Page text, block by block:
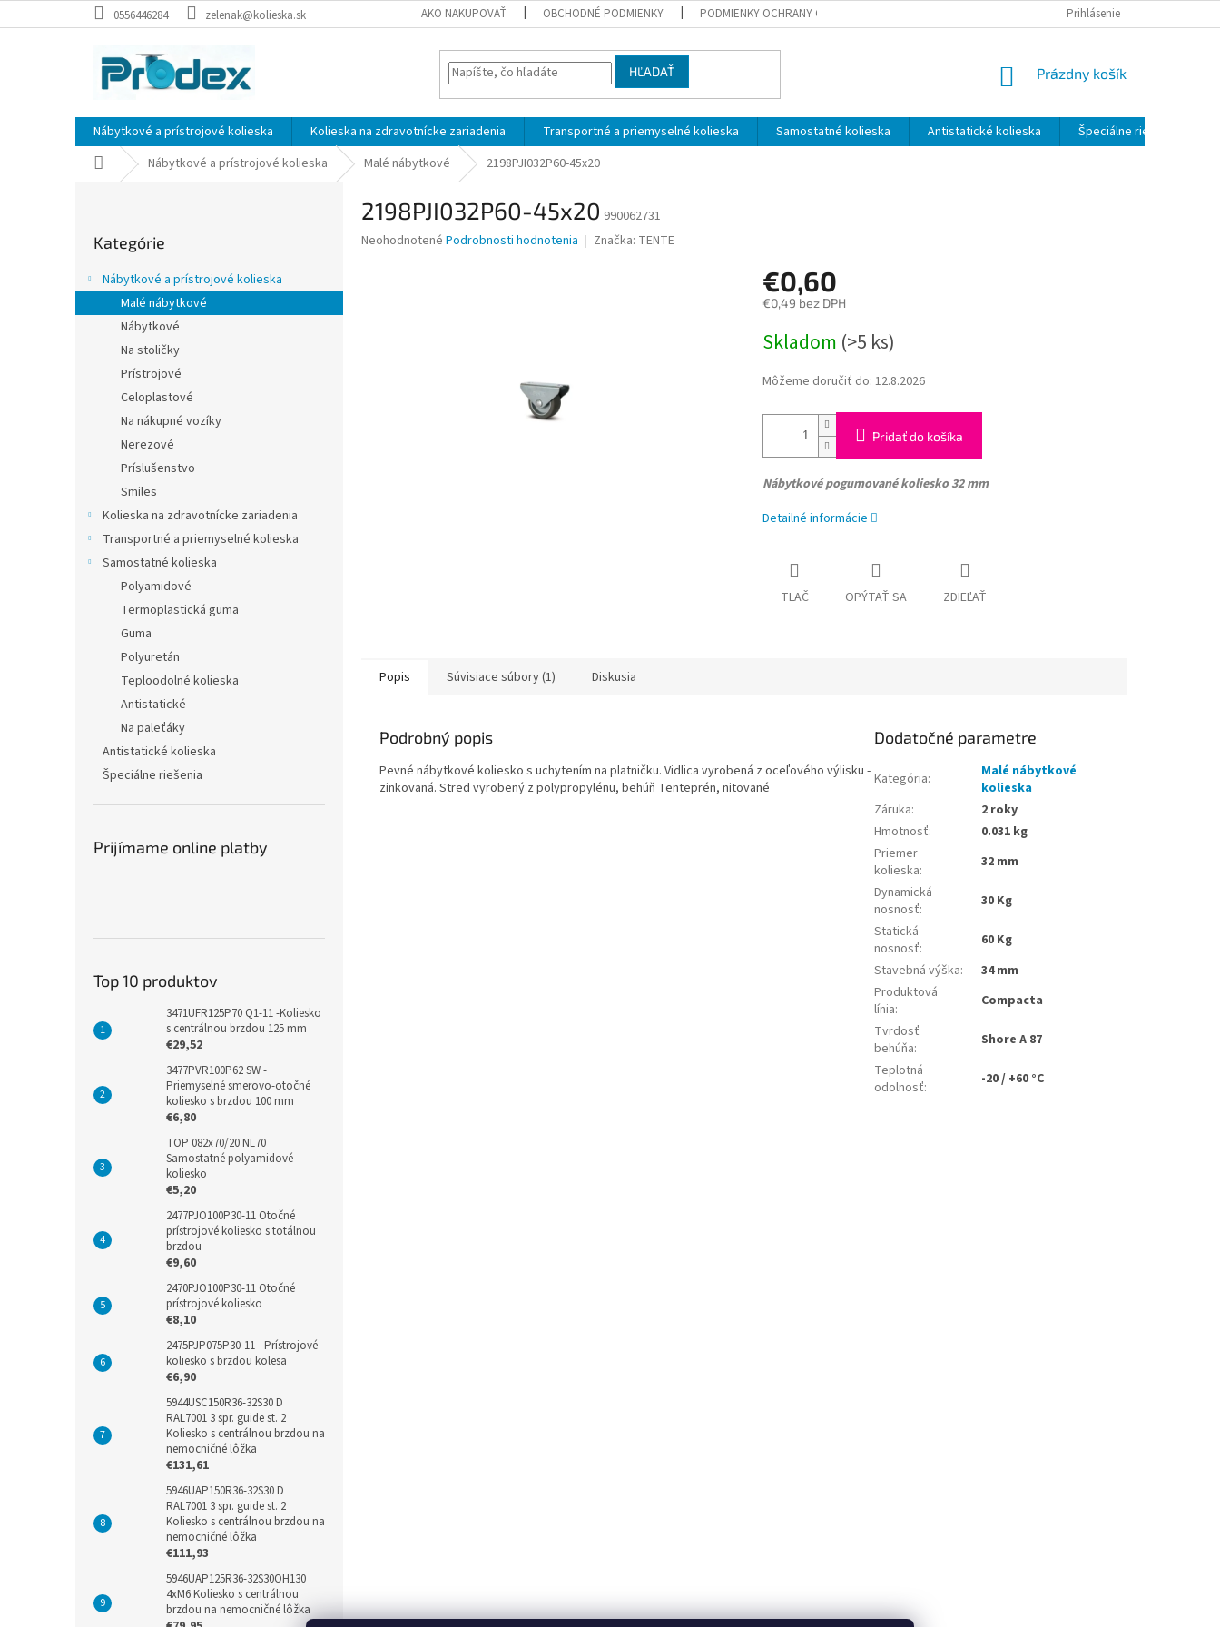
na
0556446284 zelenak@kolieska.sk AKO NAKUPOVAŤ OBCHODNÉ PODMIENKY PODMIENKY OCHRANY OSOBNÝCH ÚDAJOV ODSTÚPENIE OD ZMLUVY - FORMULÁR
Prihlásenie
HĽADAŤ
NÁKUPNÝ
Prázdny košík
Nábytkové a prístrojové kolieska Kolieska na zdravotnícke zariadenia Transportné a priemyselné kolieska Samostatné kolieska Antistatické kolieska Špeciálne riešenia
DomovNábytkové a prístrojové kolieska Malé nábytkové 2198PJI032P60-45x20
p
a
kategórie
Kategórie
Nábytkové a prístrojové kolieska
Malé nábytkové
Nábytkové
Na stoličky
Prístrojové
Celoplastové
Na nákupné vozíky
Nerezové
Príslušenstvo
Smiles
Kolieska na zdravotnícke zariadenia
Transportné a priemyselné kolieska
Samostatné kolieska
Polyamidové
Termoplastická guma
Guma
Polyuretán
Teploodolné kolieska
Antistatické
Na paleťáky
Antistatické kolieska
Špeciálne riešenia
Prijímame online platby
Top 10 produktov
3471UFR125P70 Q1-11 -Koliesko
s centrálnou brzdou 125 mm
€29,52
3477PVR100P62 SW -
Priemyselné smerovo-otočné
koliesko s brzdou 100 mm
€6,80
TOP 082x70/20 NL70
Samostatné polyamidové
koliesko
€5,20
2477PJO100P30-11 Otočné
prístrojové koliesko s totálnou
brzdou
€9,60
2470PJO100P30-11 Otočné
prístrojové koliesko
€8,10
2475PJP075P30-11 - Prístrojové
koliesko s brzdou kolesa
€6,90
5944USC150R36-32S30 D
RAL7001 3 spr. guide st. 2
Koliesko s centrálnou brzdou na
nemocničné lôžka
€131,61
5946UAP150R36-32S30 D
RAL7001 3 spr. guide st. 2
Koliesko s centrálnou brzdou na
nemocničné lôžka
€111,93
5946UAP125R36-32S30OH130
4xM6 Koliesko s centrálnou
brzdou na nemocničné lôžka
2198PJI032P60-45x20 990062731
Priemerné
Neohodnotené Podrobnosti hodnotenia Značka: TENTE
€0,60
€0,49 bez DPH
cena:
Skladom (>5 ks)
Môžeme doručiť do: 12.8.2026
Pridať do košíka
Nábytkové pogumované koliesko 32 mm
Detailné informácie
TLAČ OPÝTAŤ SA ZDIEĽAŤ
Popis Súvisiace súbory (1) Diskusia
Podrobný popis
Pevné nábytkové koliesko s uchytením na platničku. Vidlica vyrobená z oceľového výlisku -
zinkovaná. Stred vyrobený z polypropylénu, behúň Tenteprén, nitované
Dodatočné parametre
Kategória:
Malé nábytkové
kolieska
Záruka:
2 roky
Hmotnosť:
0.031 kg
Priemer
kolieska:
32 mm
Dynamická
nosnosť:
30 Kg
Statická
nosnosť:
60 Kg
Stavebná výška:
34 mm
Produktová
línia:
Compacta
Tvrdosť
behúňa:
Shore A 87
Teplotná
odolnosť: -20 / +60 °C